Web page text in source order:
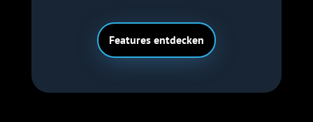
Features entdecken